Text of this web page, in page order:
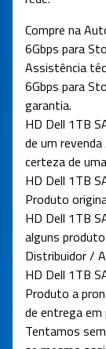
Compre na
6Gbps para
Assistência
6Gbps para
garantia.
HD Dell 1TB
de um
certeza de
HD Dell 1TB
Produto
HD Dell 1TB
alguns
Distribuidor /
HD Dell 1TB
Produto a
de entrega
Tentamos